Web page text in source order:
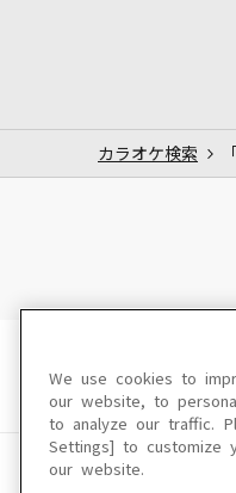
カラオケ検索
We use cookies to
our website, to
to analyze our traffic.
Settings] to customize
our website.